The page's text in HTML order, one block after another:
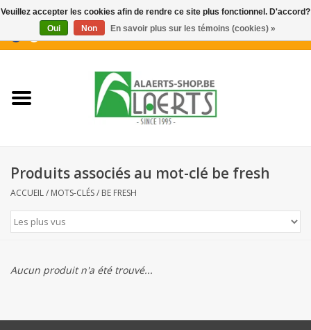
0 Articles - €0,00
Nouveautés
Biscuits pour le café
Confiserie
Produits associés au mot-clé be fresh
ACCUEIL/ MOTS-CLÉS/ BE FRESH
Aucun produit n'a été trouvé...
Veuillez accepter les cookies afin de rendre ce site plus fonctionnel. D'accord?
Oui
Non En savoir plus sur les témoins (cookies) »